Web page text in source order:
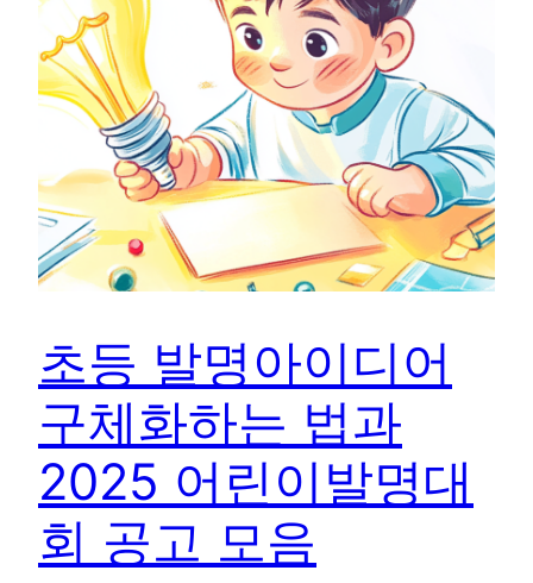
초등 발명아이디어
구체화하는 법과
2025 어린이발명대
회 공고 모음